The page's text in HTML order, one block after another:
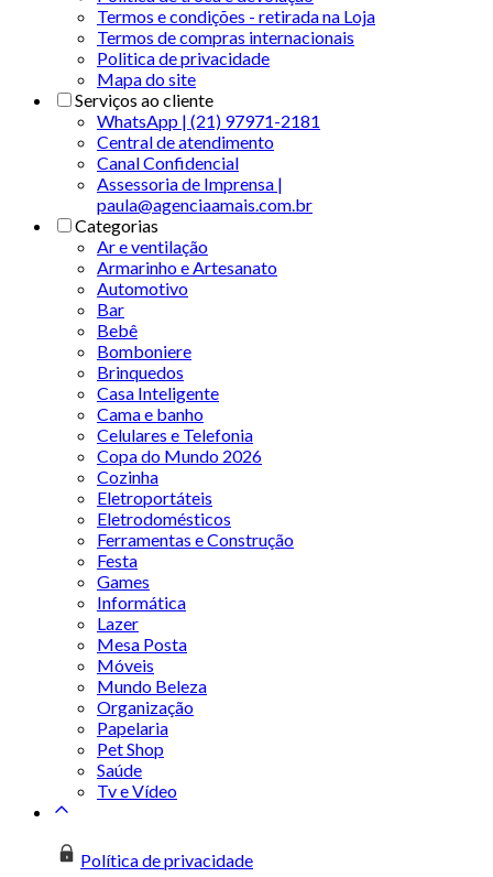
Termos e condições - retirada na Loja
Termos de compras internacionais
Politica de privacidade
Mapa do site
Serviços ao cliente
WhatsApp | (21) 97971-2181
Central de atendimento
Canal Confidencial
Assessoria de Imprensa |
paula@agenciaamais.com.br
Categorias
Ar e ventilação
Armarinho e Artesanato
Automotivo
Bar
Bebê
Bomboniere
Brinquedos
Casa Inteligente
Cama e banho
Celulares e Telefonia
Copa do Mundo 2026
Cozinha
Eletroportáteis
Eletrodomésticos
Ferramentas e Construção
Festa
Games
Informática
Lazer
Mesa Posta
Móveis
Mundo Beleza
Organização
Papelaria
Pet Shop
Saúde
Tv e Vídeo
Política de privacidade